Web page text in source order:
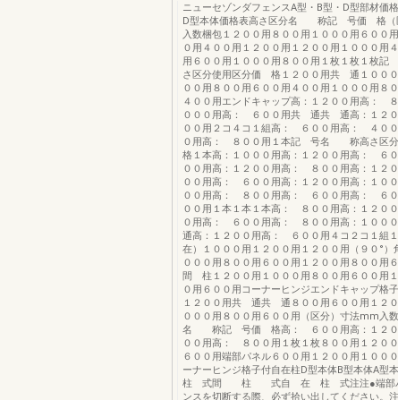
ニューセゾンダフェンスA型・B型・D型部材価
D型本体価格表高さ区分名 称記 号価 格（
入数梱包１２００用８００用１０００用６００
０用４００用１２００用１２００用１０００用
用６００用１０００用８００用１枚１枚１
さ区分使用区分価 格１２００用共 通１００
００用８００用６００用４００用１０００用８
４００用エンドキャップ高：１２００用高：
０００用高： ６００用共 通共 通高：１２
００用２コ４コ１組高： ６００用高： ４００
０用高： ８００用１本記 号名 称高さ区
格１本高：１０００用高：１２００用高： ６
００用高：１２００用高： ８００用高：１２
００用高： ６００用高：１２００用高：１０
００用高： ８００用高： ６００用高： ６
００用１本１本１本高： ８００用高：１２０
０用高： ６００用高： ８００用高：１０
通高：１２００用高： ６００用４コ２コ１組
在）１０００用１２００用１２００用（９０°
０００用８００用６００用１２００用８００用
間 柱１２００用１０００用８００用６００用
０用６００用コーナーヒンジエンドキャップ格
１２００用共 通共 通８００用６００用１２０
０００用８００用６００用（区分）寸法mm入
名 称記 号価 格高： ６００用高：１２０
００用高： ８００用１枚１枚８００用１２０
６００用端部パネル６００用１２００用１００
ーナーヒンジ格子付自在柱D型本体B型本体A
柱 式間 柱 式自 在 柱 式注注●端部パ
ンスを切断する際、必ず拾い出してください。